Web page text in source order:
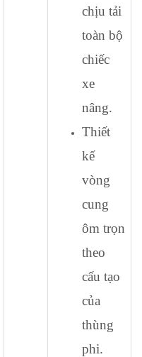
chịu tải
toàn bộ
chiếc
xe
nâng.
Thiết
kế
vòng
cung
ôm trọn
theo
cấu tạo
của
thùng
phi.